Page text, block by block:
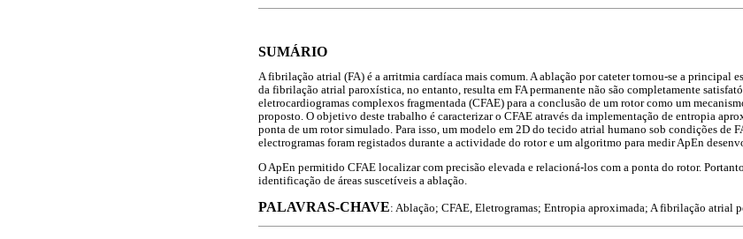
SUMÁRIO
A fibrilação atrial (FA) é a arritmia cardíaca mais comum. A ablação por cateter tornou-se a principal
da fibrilação atrial paroxística, no entanto, resulta em FA permanente não são completamente
eletrocardiogramas complexos fragmentada (CFAE) para a conclusão de um rotor como um
proposto. O objetivo deste trabalho é caracterizar o CFAE através da implementação de entropia
ponta de um rotor simulado. Para isso, um modelo em 2D do tecido atrial humano sob condições de
electrogramas foram registados durante a actividade do rotor e um algoritmo para medir ApEn
O ApEn permitido CFAE localizar com precisão elevada e relacioná-los com a ponta do rotor.
identificação de áreas suscetíveis a ablação.
PALAVRAS-CHAVE: Ablação; CFAE, Eletrogramas; Entropia aproximada; A fibrilação atrial